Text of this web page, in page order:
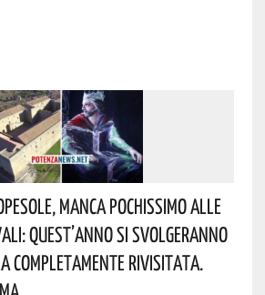
Manca Pochissimo Alle
Quest’anno Si Svolgeranno
Completamente Rivisitata.